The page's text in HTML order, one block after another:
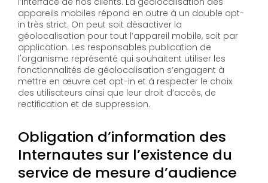
appareils mobiles répond en outre à un double opt-
in très strict. On peut soit désactiver la
géolocalisation pour tout l’appareil mobile, soit par
application. Les responsables publication de
l'organisme représenté qui souhaitent utiliser les
fonctionnalités de géolocalisation s’engagent à
mettre en œuvre cet opt-in et à respecter le choix
des utilisateurs ainsi que leur droit d’accès, de
rectification et de suppression.
Obligation d’information des
Internautes sur l’existence du
service de mesure d’audience